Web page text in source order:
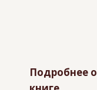
Подробнее о